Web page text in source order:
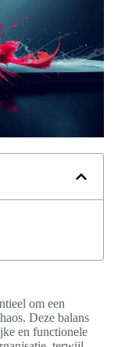
om een
Deze balans
en functionele